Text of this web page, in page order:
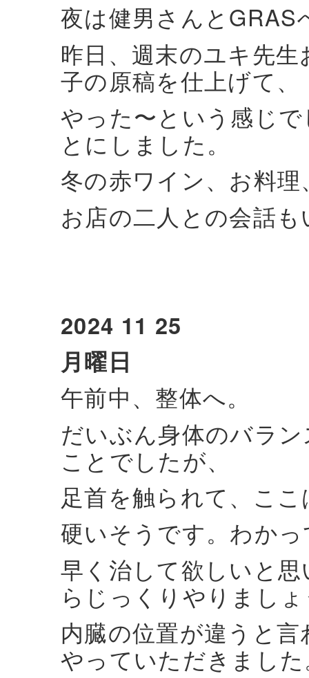
夜は健男さんとGRAS
昨日、週末のユキ先
子の原稿を仕上げて、
やった〜という感じ
とにしました。
冬の赤ワイン、お料
お店の二人との会話
2024 11 25
月曜日
午前中、整体へ。
だいぶん身体のバラ
ことでしたが、
足首を触られて、こ
硬いそうです。わか
早く治して欲しいと
らじっくりやりまし
内臓の位置が違うと
やっていただきまし